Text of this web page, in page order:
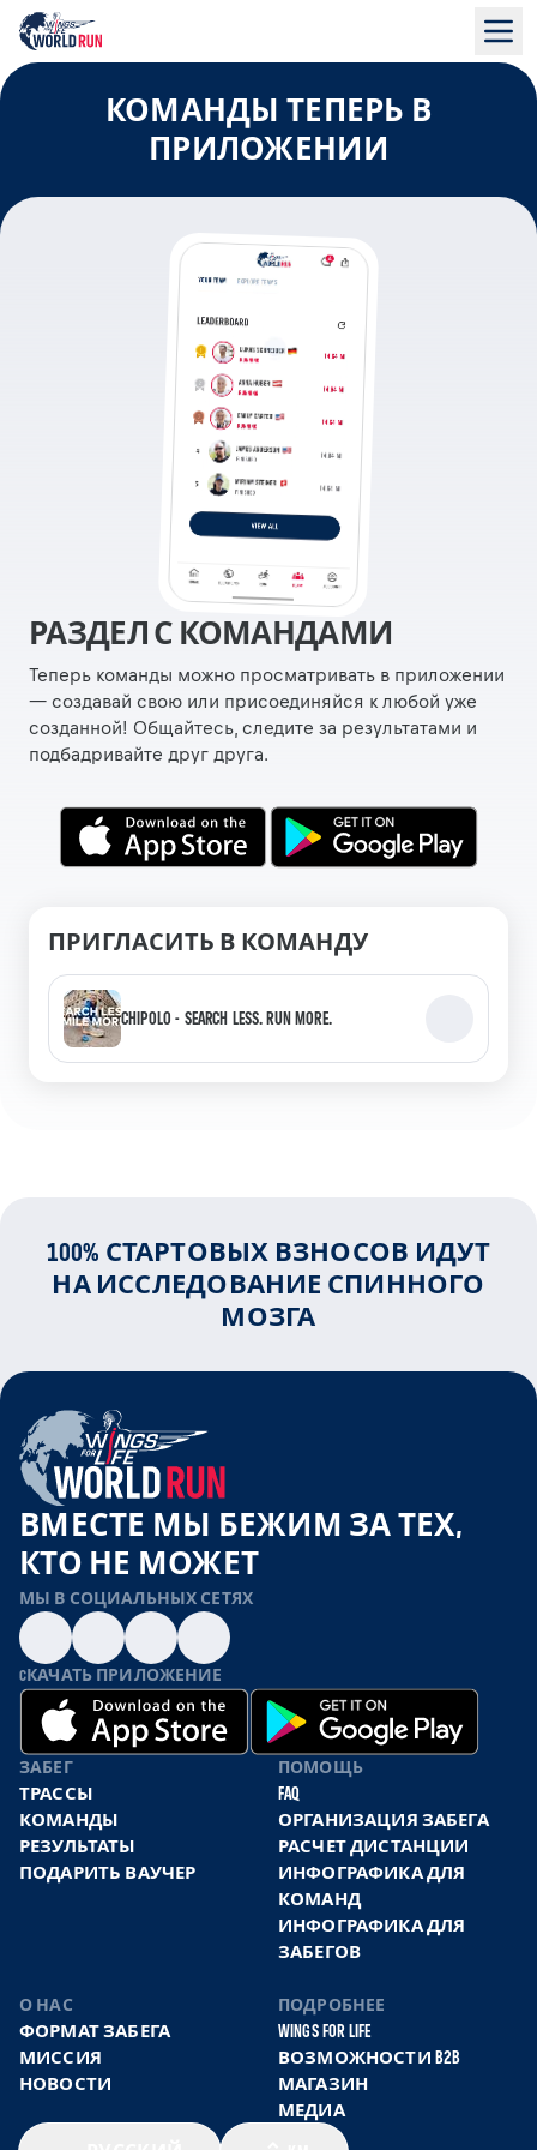
КОМАНДЫ ТЕПЕРЬ В
ПРИЛОЖЕНИИ
РАЗДЕЛ С КОМАНДАМИ
Теперь команды можно просматривать в приложении
— создавай свою или присоединяйся к любой уже
созданной! Общайтесь, следите за результатами и
подбадривайте друг друга.
ПРИГЛАСИТЬ В КОМАНДУ
CHIPOLO - SEARCH LESS. RUN MORE.
100% СТАРТОВЫХ ВЗНОСОВ ИДУТ
НА ИССЛЕДОВАНИЕ СПИННОГО
МОЗГА
ВМЕСТЕ МЫ БЕЖИМ ЗА ТЕХ,
КТО НЕ МОЖЕТ
МЫ В СОЦИАЛЬНЫХ СЕТЯХ
CКАЧАТЬ ПРИЛОЖЕНИЕ
ЗАБЕГ
ТРАССЫ
КОМАНДЫ
РЕЗУЛЬТАТЫ
ПОДАРИТЬ ВАУЧЕР
ПОМОЩЬ
FAQ
ОРГАНИЗАЦИЯ ЗАБЕГА
РАСЧЕТ ДИСТАНЦИИ
ИНФОГРАФИКА ДЛЯ
КОМАНД
ИНФОГРАФИКА ДЛЯ
ЗАБЕГОВ
О НАС
ФОРМАТ ЗАБЕГА
МИССИЯ
НОВОСТИ
ПОДРОБНЕЕ
WINGS FOR LIFE
ВОЗМОЖНОСТИ B2B
МАГАЗИН
МЕДИА